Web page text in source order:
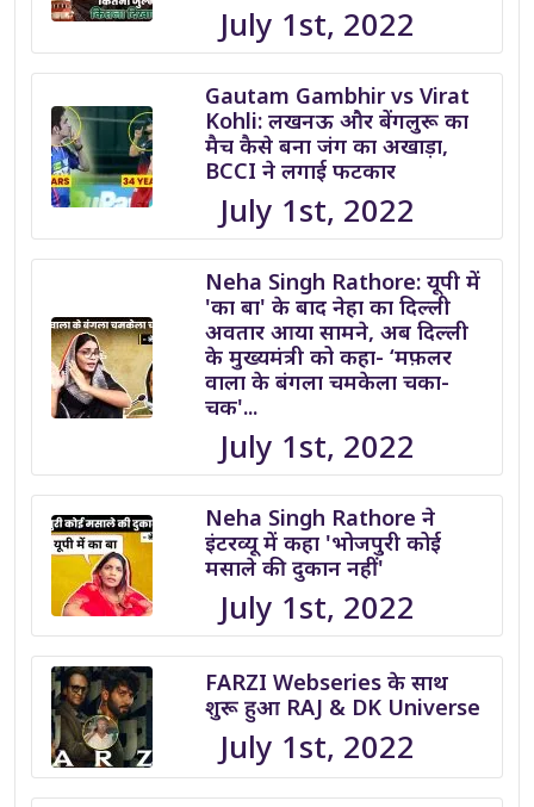
July 1st, 2022
Gautam Gambhir vs Virat
Kohli: लखनऊ और बेंगलुरू का
मैच कैसे बना जंग का अखाड़ा,
BCCI ने लगाई फटकार
July 1st, 2022
Neha Singh Rathore: यूपी में
'का बा' के बाद नेहा का दिल्ली
अवतार आया सामने, अब दिल्ली
के मुख्यमंत्री को कहा- ‘मफ़लर
वाला के बंगला चमकेला चका-
चक'...
July 1st, 2022
Neha Singh Rathore ने
इंटरव्यू में कहा 'भोजपुरी कोई
मसाले की दुकान नहीं'
July 1st, 2022
FARZI Webseries के साथ
शुरू हुआ RAJ & DK Universe
July 1st, 2022